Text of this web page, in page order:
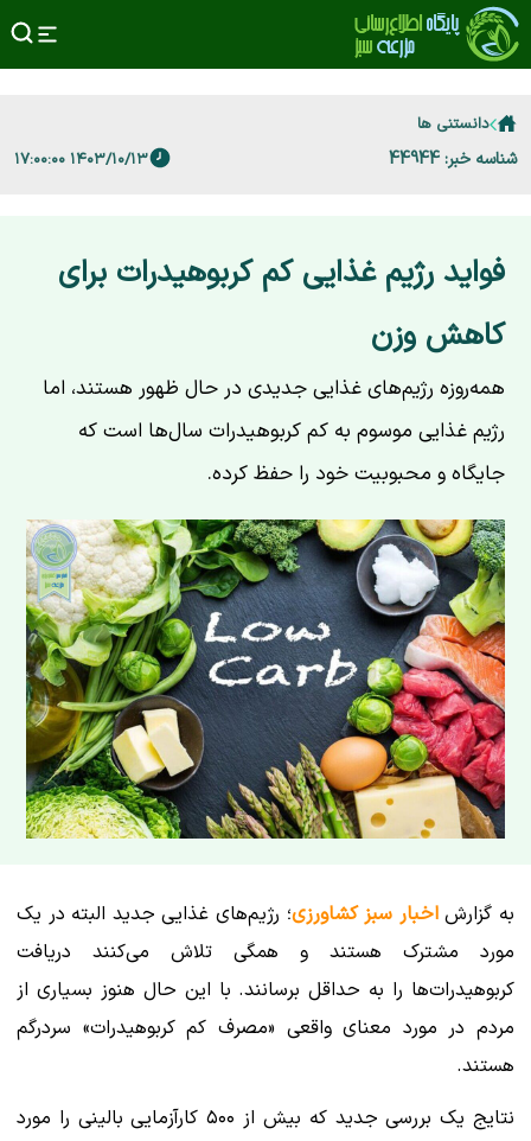
دانستنی ها
شناسه خبر: 44944 ۱۴۰۳/۱۰/۱۳ ۱۷:۰۰:۰۰
فواید رژیم غذایی کم کربوهیدرات برای
کاهش وزن
همه‌روزه رژیم‌های غذایی جدیدی در حال ظهور هستند، اما
رژیم غذایی موسوم به کم کربوهیدرات سال‌ها است که
جایگاه و محبوبیت خود را حفظ کرده.
به گزارشاخبار سبز کشاورزی؛ رژیم‌های غذایی جدید البته در یک
مورد مشترک هستند و همگی تلاش می‌کنند دریافت
کربوهیدرات‌ها را به حداقل برسانند. با این حال هنوز بسیاری از
مردم در مورد معنای واقعی «مصرف کم کربوهیدرات» سردرگم
هستند.
نتایج یک بررسی جدید که بیش از ۵۰۰ کارآزمایی بالینی را مورد